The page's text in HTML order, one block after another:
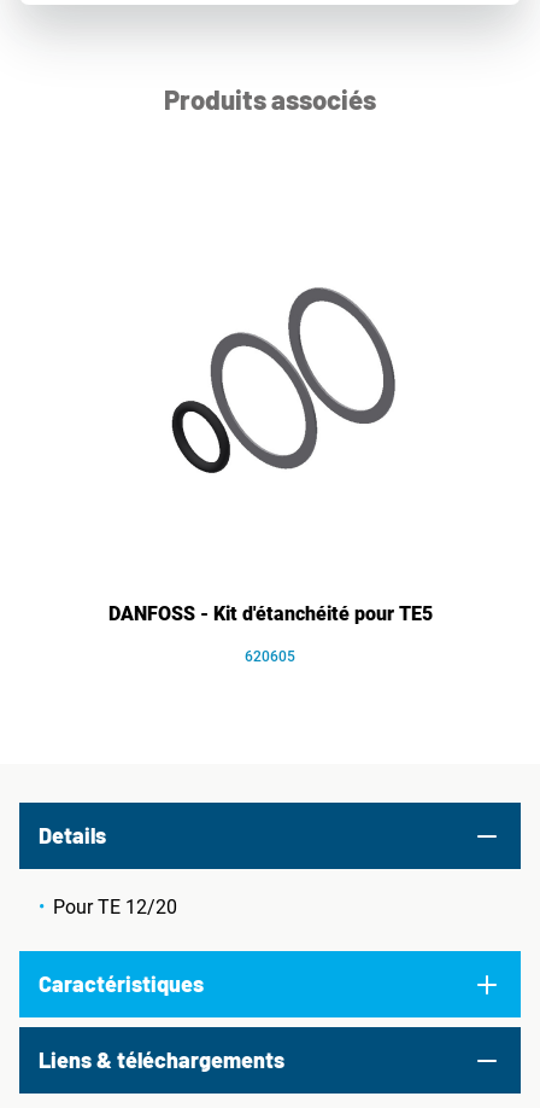
Produits associés
DANFOSS - Kit d'étanchéité pour TE5
620605
Details
Pour TE 12/20
Caractéristiques
Liens & téléchargements